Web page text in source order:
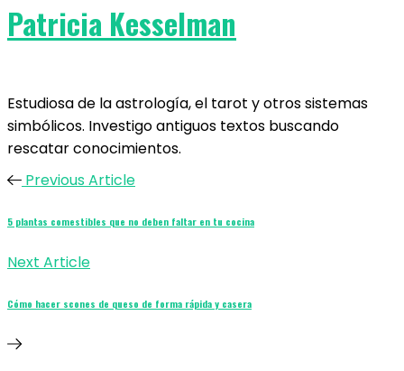
Patricia Kesselman
Estudiosa de la astrología, el tarot y otros sistemas
simbólicos. Investigo antiguos textos buscando
rescatar conocimientos.
Previous Article
5 plantas comestibles que no deben faltar en tu cocina
Next Article
Cómo hacer scones de queso de forma rápida y casera